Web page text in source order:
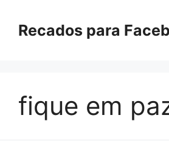
paraRecados para
fique em